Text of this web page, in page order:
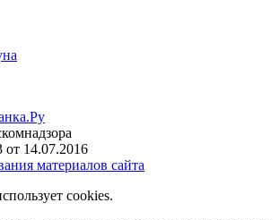
14.07.2016
материалов сайта
cookies.